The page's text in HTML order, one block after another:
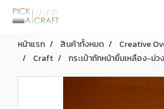
หน้าแรก สินค้าทั้งหมด
Creative
Craft
กระเป๋าถักหน้ายิ้มเหลือง-ม่วง